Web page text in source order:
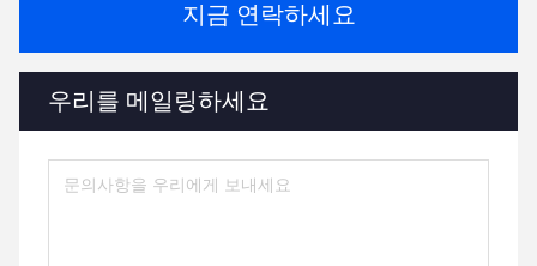
지금 연락하세요
우리를 메일링하세요